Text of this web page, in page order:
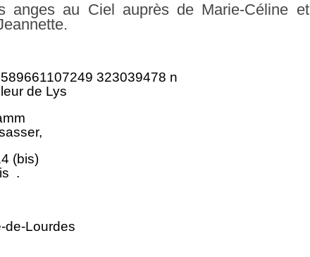
anges au Ciel auprès de Marie-Céline et
de Lys
r,
.